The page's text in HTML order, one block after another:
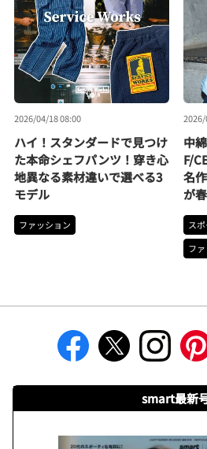
2026/04/18 08:00
ハイ！スタンダードで見つけ
た本命シェフパンツ！穿き心
地異なる素材違いで選べる3
モデル
ファッション
中
F/
名
が
ス
フ
smart最新